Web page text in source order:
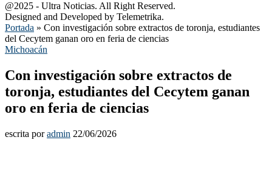
@2025 - Ultra Noticias. All Right Reserved.
Designed and Developed by Telemetrika.
Portada » Con investigación sobre extractos de toronja, estudiantes
del Cecytem ganan oro en feria de ciencias
Michoacán
Con investigación sobre extractos de
toronja, estudiantes del Cecytem ganan
oro en feria de ciencias
escrita poradmin 22/06/2026